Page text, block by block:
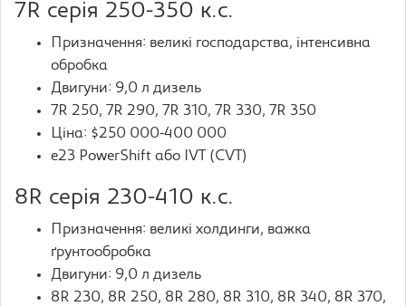
7R серія 250-350 к.с.
Призначення: великі господарства, інтенсивна
обробка
Двигуни: 9,0 л дизель
7R 250, 7R 290, 7R 310, 7R 330, 7R 350
Ціна: $250 000-400 000
e23 PowerShift або IVT (CVT)
8R серія 230-410 к.с.
Призначення: великі холдинги, важка
ґрунтообробка
Двигуни: 9,0 л дизель
8R 230, 8R 250, 8R 280, 8R 310, 8R 340, 8R 370,